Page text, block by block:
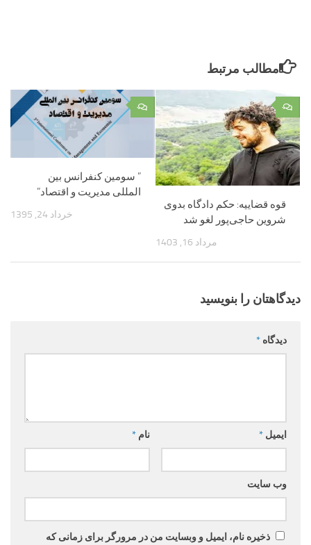
مطالب مرتبط
۰
” سومین کنفرانس بین
المللی مدیریت و اقتصاد”
خرداد 24, 1395
۰
قوه قضاییه: حکم دادگاه بدوی
شروین حاجی‌پور لغو شد
مرداد 16, 1403
دیدگاهتان را بنویسید
دیدگاه *
نام * ایمیل *
وب‌ سایت
ذخیره نام، ایمیل و وبسایت من در مرورگر برای زمانی که